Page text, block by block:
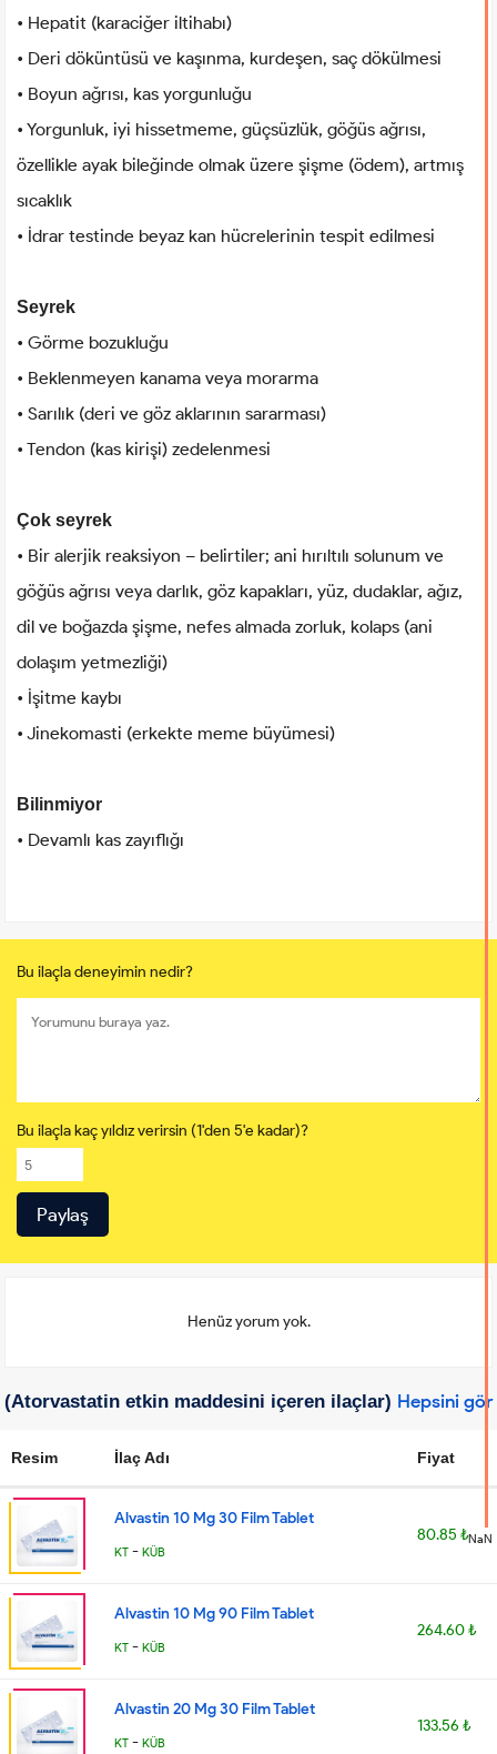
• Hepatit (karaciğer iltihabı)
• Deri döküntüsü ve kaşınma, kurdeşen, saç dökülmesi
• Boyun ağrısı, kas yorgunluğu
• Yorgunluk, iyi hissetmeme, güçsüzlük, göğüs ağrısı,
özellikle ayak bileğinde olmak üzere şişme (ödem), artmış
sıcaklık
• İdrar testinde beyaz kan hücrelerinin tespit edilmesi
Seyrek
• Görme bozukluğu
• Beklenmeyen kanama veya morarma
• Sarılık (deri ve göz aklarının sararması)
• Tendon (kas kirişi) zedelenmesi
Çok seyrek
• Bir alerjik reaksiyon – belirtiler; ani hırıltılı solunum ve
göğüs ağrısı veya darlık, göz kapakları, yüz, dudaklar, ağız,
dil ve boğazda şişme, nefes almada zorluk, kolaps (ani
dolaşım yetmezliği)
• İşitme kaybı
• Jinekomasti (erkekte meme büyümesi)
Bilinmiyor
• Devamlı kas zayıflığı
Bu ilaçla deneyimin nedir?
Bu ilaçla kaç yıldız verirsin (1'den 5'e kadar)?
Henüz yorum yok.
(Atorvastatin etkin maddesini içeren ilaçlar) Hepsini gör
Resim İlaç Adı Fiyat
Alvastin 10 Mg 30 Film Tablet
KT - KÜB
80.85 ₺
Alvastin 10 Mg 90 Film Tablet
KT - KÜB
264.60 ₺
Alvastin 20 Mg 30 Film Tablet
KT - KÜB
133.56 ₺
NaN